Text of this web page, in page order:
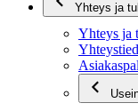
Yhteys ja
Yhteys ja